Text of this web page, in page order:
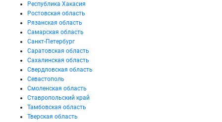
Республика Хакасия
Ростовская область
Рязанская область
Самарская область
Санкт-Петербург
Саратовская область
Сахалинская область
Свердловская область
Севастополь
Смоленская область
Ставропольский край
Тамбовская область
Тверская область